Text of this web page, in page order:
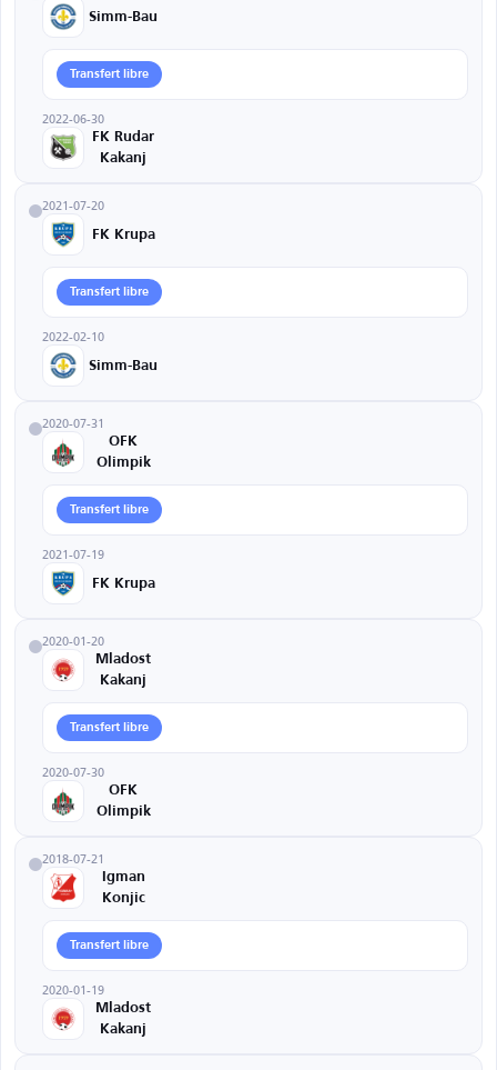
Simm-Bau
Transfert libre
2022-06-30
FK Rudar
Kakanj
2021-07-20
FK Krupa
Transfert libre
2022-02-10
Simm-Bau
2020-07-31
OFK
Olimpik
Transfert libre
2021-07-19
FK Krupa
2020-01-20
Mladost
Kakanj
Transfert libre
2020-07-30
OFK
Olimpik
2018-07-21
Igman
Konjic
Transfert libre
2020-01-19
Mladost
Kakanj